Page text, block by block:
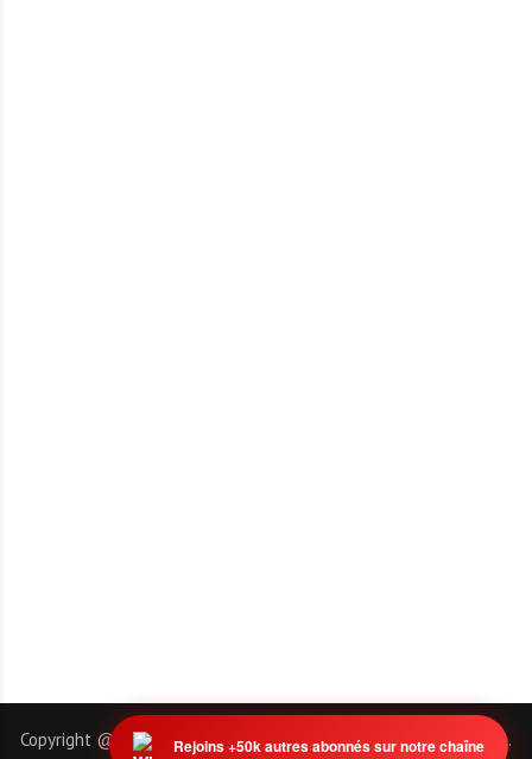
Copyright @ 2011-2026 | EmploiTogo.INFO. Tous droits réservés.
Rejoins +50k autres abonnés sur notre chaîne